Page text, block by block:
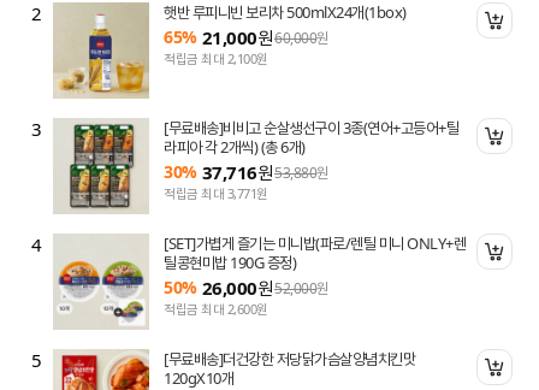
담기
담기
담기
담기
2 햇반 루피니빈 보리차 500mlX24개(1box)
65% 21,000원60,000원
적립금 최대 2,100원
3
[무료배송]비비고 순살생선구이 3종(연어+고등어+틸
라피아 각 2개씩) (총 6개)
30% 37,716원53,880원
적립금 최대 3,771원
4
[SET]가볍게 즐기는 미니밥(파로/렌틸 미니 ONLY+렌
틸콩현미밥 190G 증정)
50% 26,000원52,000원
적립금 최대 2,600원
5
[무료배송]더건강한 저당닭가슴살양념치킨맛
120gX10개